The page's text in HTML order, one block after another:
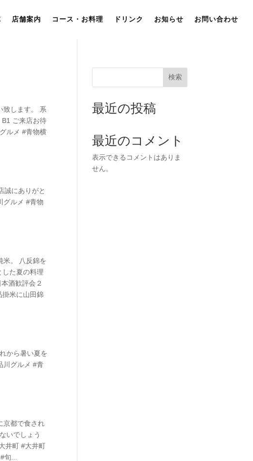
店舗案内 コース・お料理 ドリンク お知らせ お問い合わせ
致します。 系
ご来店お待
ルメ #青物横
誠にありがと
グルメ #青物
。 八反錦を
た夏の料理
酒歓評会２
掛米に山田錦
から暑い夏を
川グルメ #青
京都で食され
いでしょう
井町 #大井町
...
検索
最近の投稿
最近のコメント
表示できるコメントはありま
せん。